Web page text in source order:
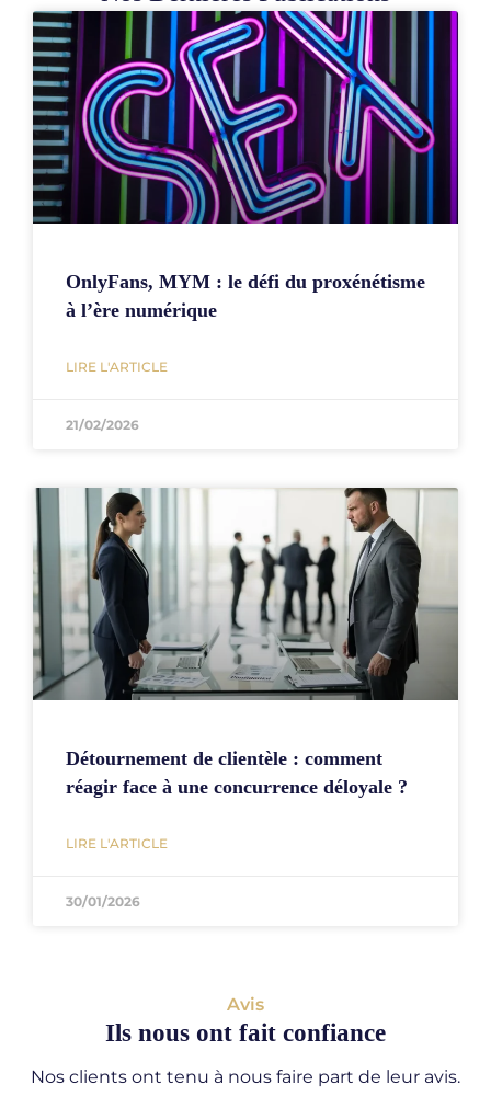
OnlyFans, MYM : le défi du proxénétisme
à l’ère numérique
LIRE L'ARTICLE
21/02/2026
Détournement de clientèle : comment
réagir face à une concurrence déloyale ?
LIRE L'ARTICLE
30/01/2026
Avis
Ils nous ont fait confiance
Nos clients ont tenu à nous faire part de leur avis.